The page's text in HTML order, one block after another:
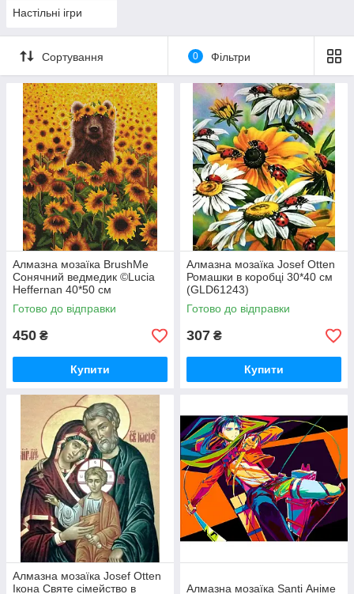
Настільні ігри
Сортування 0 Фільтри
Алмазна мозаїка BrushMe
Сонячний ведмедик ©Lucia
Heffernan 40*50 см
(DBS1200)
Готово до відправки
450 ₴
Купити
Алмазна мозаїка Josef Otten
Ромашки в коробці 30*40 см
(GLD61243)
Готово до відправки
307 ₴
Купити
Алмазна мозаїка Josef Otten
Ікона Святе сімейство в
Алмазна мозаїка Santi Аніме